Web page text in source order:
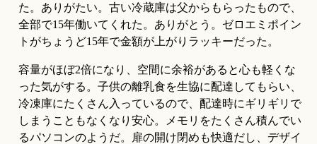
た。ありがたい。古い冷蔵庫は父からもらったもので、
全部で15年働いてくれた。ありがとう。ゼロエミポイン
トがちょうど15年で金額が上がりラッキーだった。
容量がほぼ2倍になり、空間に余裕があると心も軽くな
った気がする。子供の離乳食を生協に配達してもらい、
冷凍庫にたくさん入っているので、配達時にギリギリで
しまうこともなくなり安心。メモリをたくさん積んでい
るパソコンのようだ。扉の開け閉めも快適だし、デザイ